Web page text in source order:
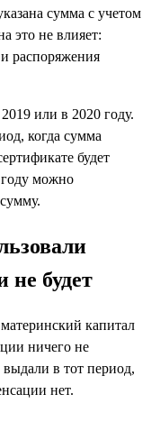
сумма с учетом
это не влияет:
распоряжения
или в 2020 году.
когда сумма
будет
можно
не будет
капитал
ничего не
в тот период,
нет.